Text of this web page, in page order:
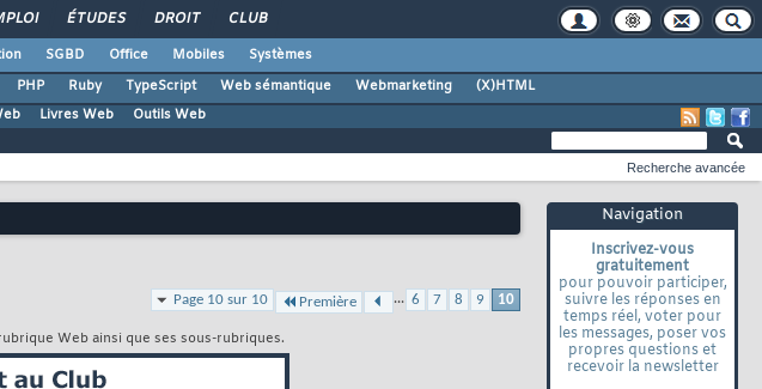
ÉTUDES DROIT CLUB
SGBD Office Mobiles
Systèmes
PHP Ruby TypeScript Web sémantique Webmarketing
(X)HTML
Livres Web Outils Web
Recherche avancée
Navigation
Inscrivez-vous
gratuitement
pour pouvoir participer,
suivre les réponses en
temps réel, voter pour
les messages, poser vos
propres questions et
recevoir la newsletter
Page 10 sur 10 Première ... 6 7 8 9 10
Web ainsi que ses sous-rubriques.